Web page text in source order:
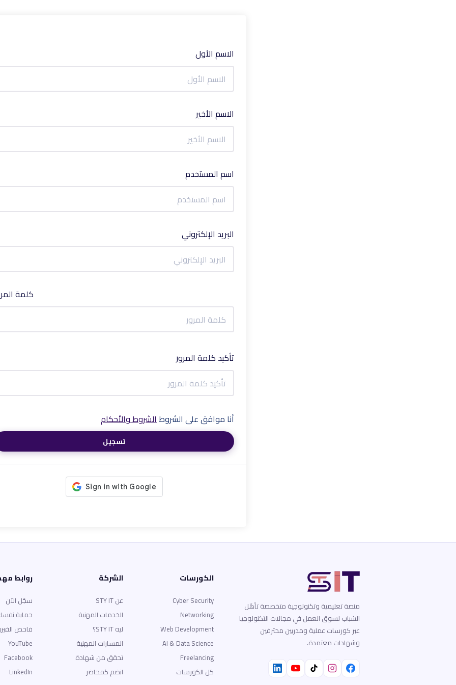
الاسم الأول
الاسم الأخير
اسم المستخدم
البريد الإلكتروني
كلمة
تأكيد كلمة المرور
أنا موافق على الشروطالشروط والأحكام
تسجيل
منصة تعليمية وتكنولوجية متخصصة تأهّل
الشباب لسوق العمل في مجالات التكنولوجيا
عبر كورسات عملية ومدربين محترفين
وشهادات معتمدة.
الكورسات
Cyber Security
Networking
Web Development
AI & Data Science
Freelancing
كل الكورسات
الشركة
عن STY IT
الخدمات المهنية
ليه STY IT؟
المسارات المهنية
تحقق من شهادة
انضم كمحاضر
روابط
سجّل الآن
حماية
فاحص
YouTube
Facebook
LinkedIn